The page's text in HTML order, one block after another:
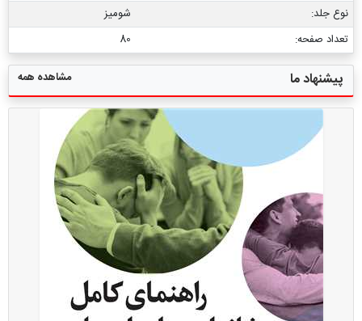
نوع جلد:
شومیز
تعداد صفحه:
80
پیشنهاد ما مشاهده همه